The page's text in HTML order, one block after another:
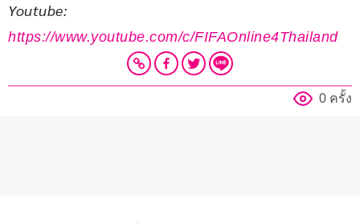
Youtube:
https://www.youtube.com/c/FIFAOnline4Thailand
0 ครั้ง